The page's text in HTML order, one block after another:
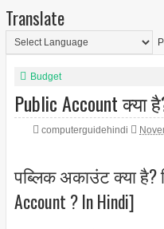
Translate
Budget
Public Account क्या
computerguidehindi
पब्लिक अकाउंट क्या है?
Account ? In Hindi]